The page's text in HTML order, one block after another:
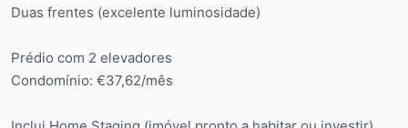
Duas frentes (excelente luminosidade)
Prédio com 2 elevadores
Condomínio: €37,62/mês